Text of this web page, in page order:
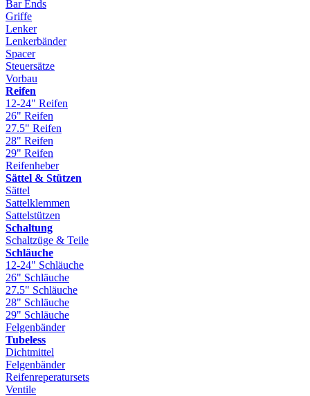
Bar Ends
Griffe
Lenker
Lenkerbänder
Spacer
Steuersätze
Vorbau
Reifen
12-24" Reifen
26" Reifen
27.5" Reifen
28" Reifen
29" Reifen
Reifenheber
Sättel & Stützen
Sättel
Sattelklemmen
Sattelstützen
Schaltung
Schaltzüge & Teile
Schläuche
12-24" Schläuche
26" Schläuche
27.5" Schläuche
28" Schläuche
29" Schläuche
Felgenbänder
Tubeless
Dichtmittel
Felgenbänder
Reifenreperatursets
Ventile